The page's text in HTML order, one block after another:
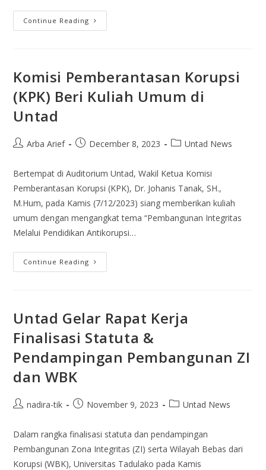
Continue Reading
Komisi Pemberantasan Korupsi
(KPK) Beri Kuliah Umum di
Untad
Arba Arief December 8, 2023 Untad News
Bertempat di Auditorium Untad, Wakil Ketua Komisi
Pemberantasan Korupsi (KPK), Dr. Johanis Tanak, SH.,
M.Hum, pada Kamis (7/12/2023) siang memberikan kuliah
umum dengan mengangkat tema “Pembangunan Integritas
Melalui Pendidikan Antikorupsi…
Continue Reading
Untad Gelar Rapat Kerja
Finalisasi Statuta &
Pendampingan Pembangunan ZI
dan WBK
nadira-tik November 9, 2023 Untad News
Dalam rangka finalisasi statuta dan pendampingan
Pembangunan Zona Integritas (ZI) serta Wilayah Bebas dari
Korupsi (WBK), Universitas Tadulako pada Kamis